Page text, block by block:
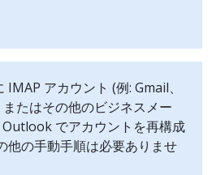
アカウント (例: Gmail、
たはその他のビジネスメー
でアカウントを再構成
他の手動手順は必要ありませ